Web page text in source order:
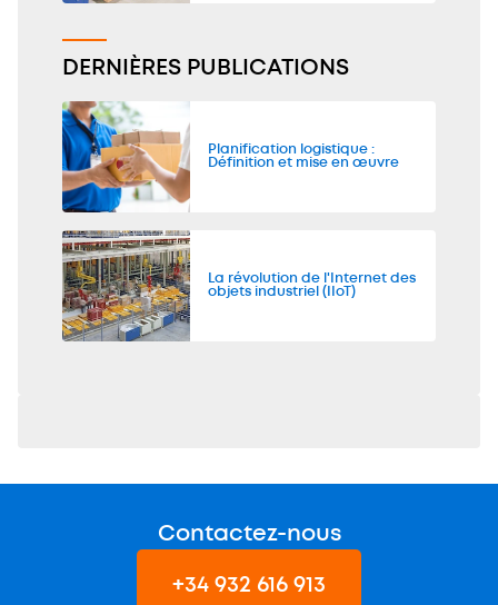
DERNIÈRES PUBLICATIONS
Planification logistique :
Définition et mise en œuvre
La révolution de l'Internet des
objets industriel (IIoT)
Contactez-nous
+34 932 616 913